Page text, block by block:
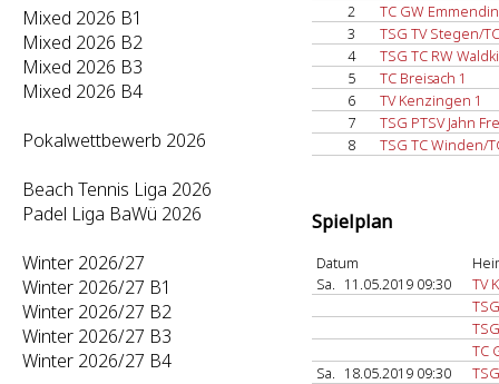
Mixed 2026 B1
Mixed 2026 B2
Mixed 2026 B3
Mixed 2026 B4
Pokalwettbewerb 2026
Beach Tennis Liga 2026
Padel Liga BaWü 2026
Winter 2026/27
Winter 2026/27 B1
Winter 2026/27 B2
Winter 2026/27 B3
Winter 2026/27 B4
2
TC GW
3
TSG TV Stegen/
4
TSG TC RW
5
TC Breisach 1
6
TV Kenzingen 1
7
TSG PTSV Jahn
8
TSG TC Winden/
Spielplan
Datum
Sa. 11.05.2019 09:30
TV
TC
Sa. 18.05.2019 09:30